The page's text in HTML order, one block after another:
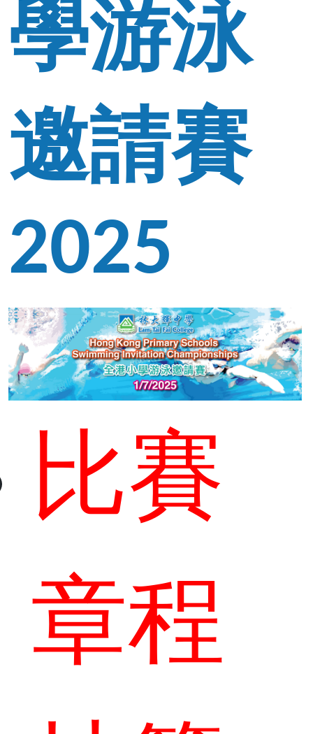
學游泳
邀請賽
2025
比賽
章程